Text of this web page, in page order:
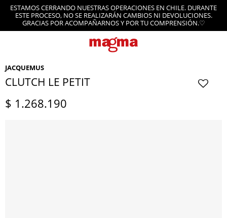
ESTAMOS CERRANDO NUESTRAS OPERACIONES EN CHILE. DURANTE
ESTE PROCESO, NO SE REALIZARÁN CAMBIOS NI DEVOLUCIONES.
GRACIAS POR ACOMPAÑARNOS Y POR TU COMPRENSIÓN.♡
JACQUEMUS
CLUTCH LE PETIT
$ 1.268.190